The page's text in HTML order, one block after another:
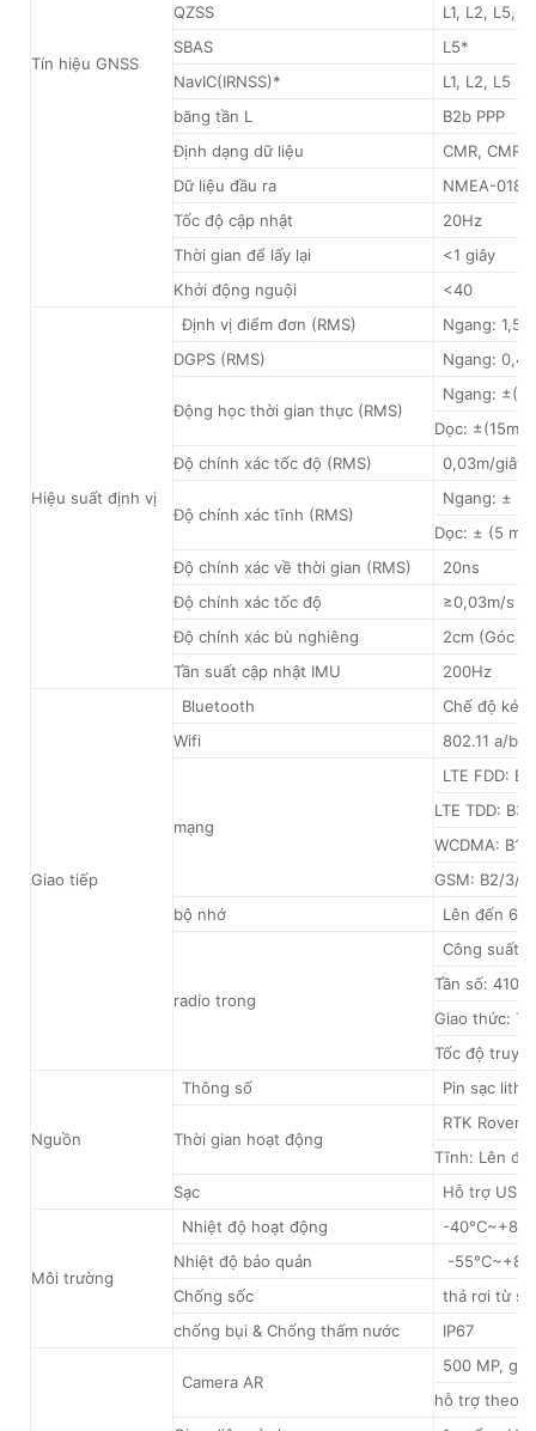
Tín hiệu GNSS
QZSS
L1, L2, L5,
SBAS
L5*
NavIC(IRNSS)*
L1, L2, L5
băng tần L
B2b PPP
Định dạng dữ liệu
CMR,
Dữ liệu đầu ra
NMEA-
Tốc độ cập nhật
20Hz
Thời gian để lấy lại
<1 giây
Khởi động nguội
<40
Hiệu suất định vị
Định vị điểm đơn (RMS)
Ngang:
DGPS (RMS)
Ngang:
Động học thời gian thực (RMS)
Ngang:
Dọc:
Độ chính xác tốc độ (RMS)
0,03m/giây
Độ chính xác tĩnh (RMS)
Ngang: ±
Dọc: ± (5
Độ chính xác về thời gian (RMS)
20ns
Độ chính xác tốc độ
≥0,03m/s
Độ chính xác bù nghiêng
2cm (Góc
Tần suất cập nhật IMU
200Hz
Giao tiếp
Bluetooth
Chế độ kép
Wifi
802.11 a/b/
mạng
LTE FDD:
LTE TDD:
WCDMA:
GSM: B2/3/
bộ nhớ
Lên đến
radio trong
Công suất
Tần số:
Giao thức:
Tốc độ
Nguồn
Thông số Pin sạc
Thời gian hoạt động
RTK
Tĩnh: Lên
Sạc
Hỗ trợ USB
Môi trường
Nhiệt độ hoạt động
-
Nhiệt độ bảo quản
-
Chống sốc
thả rơi từ
chống bụi & Chống thấm nước
IP67
Camera AR
500 MP,
hỗ trợ theo